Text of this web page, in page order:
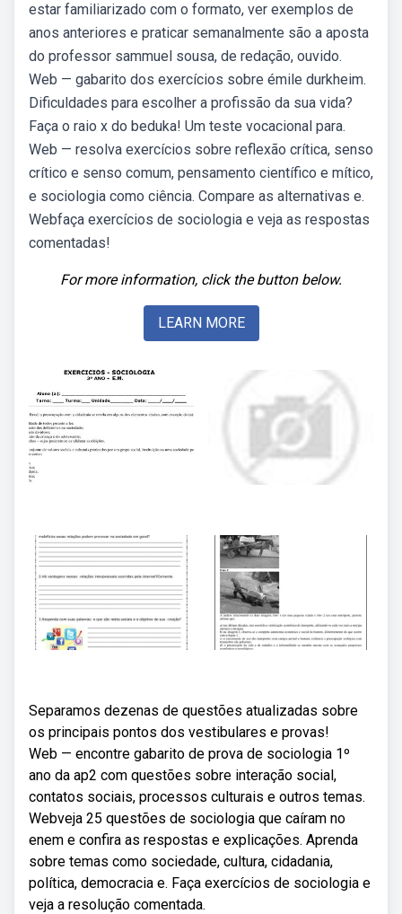
estar familiarizado com o formato, ver exemplos de
anos anteriores e praticar semanalmente são a aposta
do professor sammuel sousa, de redação, ouvido.
Web — gabarito dos exercícios sobre émile durkheim.
Dificuldades para escolher a profissão da sua vida?
Faça o raio x do beduka! Um teste vocacional para.
Web — resolva exercícios sobre reflexão crítica, senso
crítico e senso comum, pensamento científico e mítico,
e sociologia como ciência. Compare as alternativas e.
Webfaça exercícios de sociologia e veja as respostas
comentadas!
For more information, click the button below.
LEARN MORE
Separamos dezenas de questões atualizadas sobre
os principais pontos dos vestibulares e provas!
Web — encontre gabarito de prova de sociologia 1º
ano da ap2 com questões sobre interação social,
contatos sociais, processos culturais e outros temas.
Webveja 25 questões de sociologia que caíram no
enem e confira as respostas e explicações. Aprenda
sobre temas como sociedade, cultura, cidadania,
política, democracia e. Faça exercícios de sociologia e
veja a resolução comentada.